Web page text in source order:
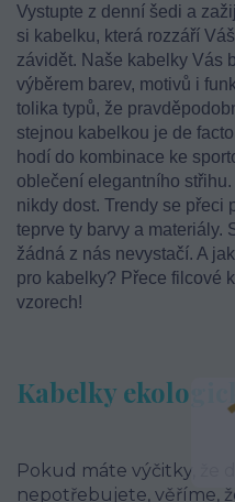
Vystupte z denní šedi a
si kabelku, která rozzáří
závidět. Naše kabelky Vás
výběrem barev, motivů i
tolika typů, že
stejnou kabelkou je de
hodí do kombinace ke
oblečení elegantního
nikdy dost. Trendy se přeci
teprve ty barvy a materiály.
žádná z nás nevystačí. A
pro kabelky? Přece filcové
vzorech!
Kabelky
Pokud máte výčitky, že
nepotřebujete, věříme,